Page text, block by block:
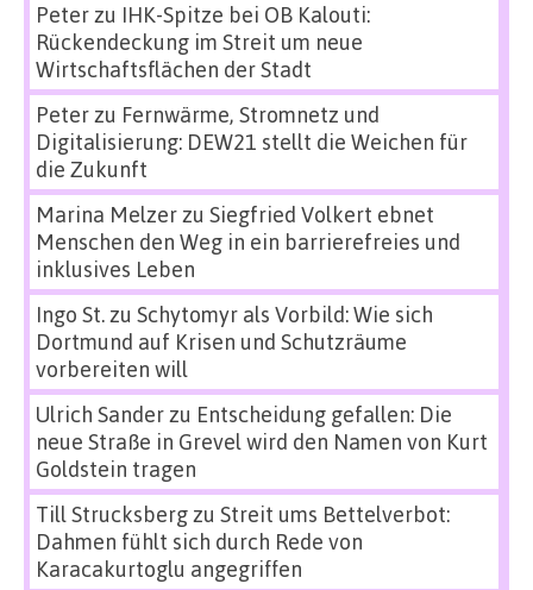
Peterzu IHK-Spitze bei OB Kalouti:
Rückendeckung im Streit um neue
Wirtschaftsflächen der Stadt
Peterzu Fernwärme, Stromnetz und
Digitalisierung: DEW21 stellt die Weichen für
die Zukunft
Marina Melzerzu Siegfried Volkert ebnet
Menschen den Weg in ein barrierefreies und
inklusives Leben
Ingo St.zu Schytomyr als Vorbild: Wie sich
Dortmund auf Krisen und Schutzräume
vorbereiten will
Ulrich Sanderzu Entscheidung gefallen: Die
neue Straße in Grevel wird den Namen von Kurt
Goldstein tragen
Till Strucksbergzu Streit ums Bettelverbot:
Dahmen fühlt sich durch Rede von
Karacakurtoglu angegriffen